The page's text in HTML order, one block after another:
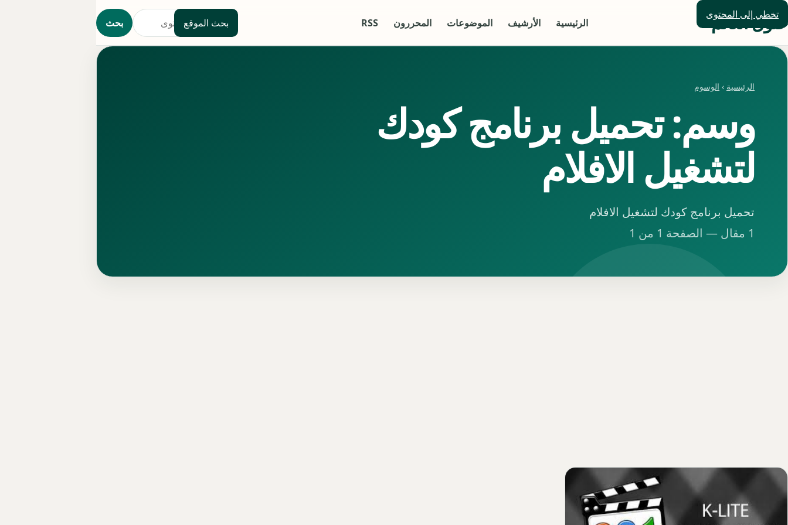
تخطي إلى المحتوى
حلول العالم الرئيسية الأرشيف الموضوعات المحررون RSS بحث الموقع بحث
الرئيسية › الوسوم
وسم: تحميل برنامج كودك
لتشغيل الافلام
تحميل برنامج كودك لتشغيل الافلام
1 مقال — الصفحة 1 من 1